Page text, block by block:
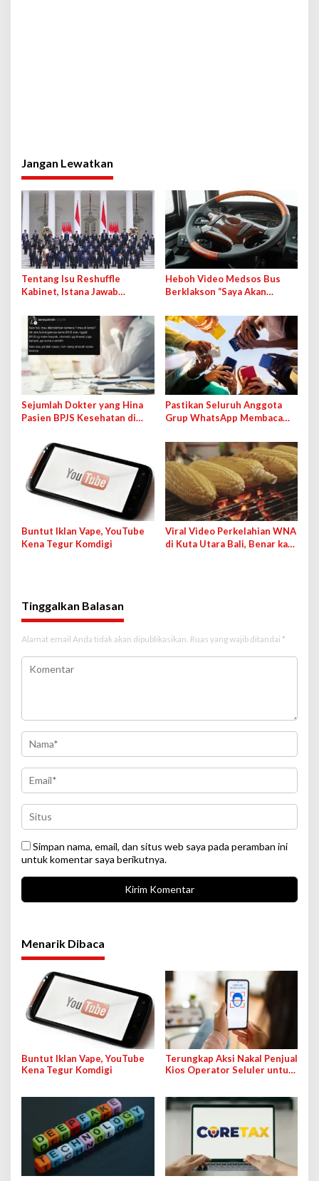
Jangan Lewatkan
Tentang Isu Reshuffle
Kabinet, Istana Jawab
Jabatan Kosong
Heboh Video Medsos Bus
Berklakson “Saya Akan
Klarifikasi
Sejumlah Dokter yang Hina
Pasien BPJS Kesehatan di
Pastikan Seluruh Anggota
Grup WhatsApp Membaca
Buntut Iklan Vape, YouTube
Kena Tegur Komdigi
Viral Video Perkelahian WNA
di Kuta Utara Bali, Benar kah
Tinggalkan Balasan
Alamat email Anda tidak akan dipublikasikan. Ruas yang wajib ditandai *
Simpan nama, email, dan situs web saya pada peramban ini
untuk komentar saya berikutnya.
Menarik Dibaca
Buntut Iklan Vape, YouTube
Kena Tegur Komdigi
Terungkap Aksi Nakal Penjual
Kios Operator Seluler untuk